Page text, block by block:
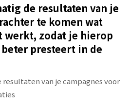
de resultaten van je
te komen wat
werkt, zodat je hierop
presteert in de
van je campagnes voor